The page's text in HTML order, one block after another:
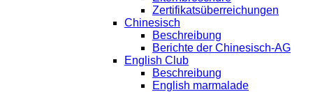
Zertifikatsüberreichungen
Chinesisch
Beschreibung
Berichte der Chinesisch-AG
English Club
Beschreibung
English marmalade